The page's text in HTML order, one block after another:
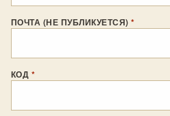
ПОЧТА (НЕ ПУБЛИКУЕТСЯ)*
КОД *